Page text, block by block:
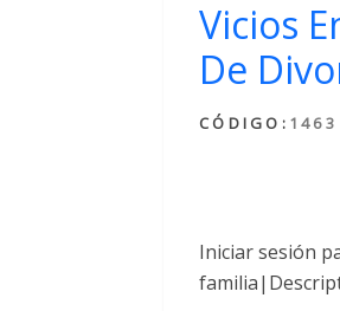
Vicios
De
CÓDIGO: 1463
Iniciar sesión